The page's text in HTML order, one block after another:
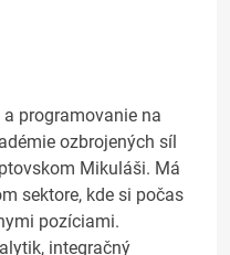
programovanie na
ozbrojených síl
Mikuláši. Má
sektore, kde si počas
pozíciami.
integračný